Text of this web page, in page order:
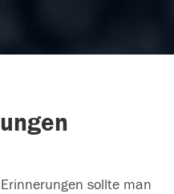
sollte man